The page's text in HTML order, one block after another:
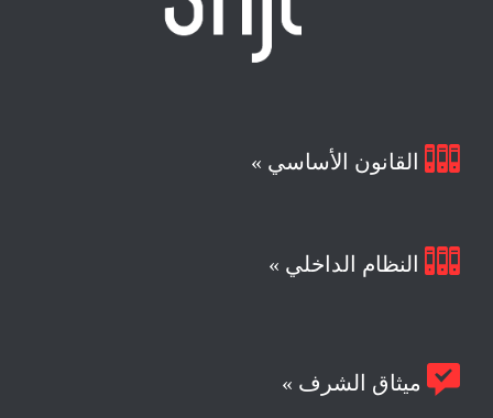
 القانون الأساسي »
 النظام الداخلي »
 ميثاق الشرف »